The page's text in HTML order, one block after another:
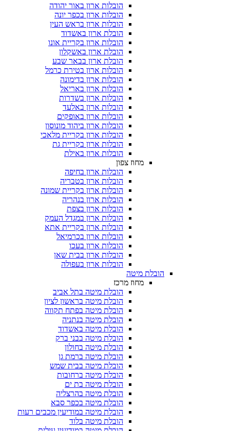
הובלות ארון באור יהודה
הובלות ארון בכפר יונה
הובלות ארון בראש העין
הובלת ארון באשדוד
הובלות ארון בקריית אונו
הובלת ארון באשקלון
הובלת ארון בבאר שבע
הובלות ארון בטירת כרמל
הובלות ארון בדימונה
הובלות ארון באריאל
הובלות ארון בשדרות
הובלות ארון באלעד
הובלות ארון באופקים
הובלות ארון ביהוד מונוסון
הובלות ארון בקריית מלאכי
הובלות ארון בקריית גת
הובלות ארון באילת
הובלות ארון בחיפה
הובלות ארון בטבריה
הובלות ארון בקריית שמונה
הובלות ארון בנהריה
הובלות ארון בצפת
הובלות ארון במגדל העמק
הובלות ארון בקריית אתא
הובלות ארון בכרמיאל
הובלות ארון בבית שאן
הובלות ארון בעפולה
הובלת מיטה בתל אביב
הובלת מיטה בראשון לציון
הובלת מיטה בפתח תקווה
הובלת מיטה בנתניה
הובלת מיטה באשדוד
הובלת מיטה בבני ברק
הובלת מיטה בחולון
הובלת מיטה ברמת גן
הובלת מיטה בבית שמש
הובלת מיטה ברחובות
הובלת מיטה בת ים
הובלת מיטה בהרצליה
הובלת מיטה בכפר סבא
הובלת מיטה במודיעין מכבים רעות